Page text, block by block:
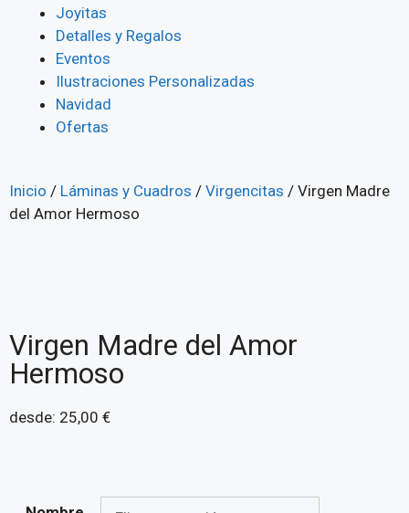
Joyitas
Detalles y Regalos
Eventos
Ilustraciones Personalizadas
Navidad
Ofertas
Inicio / Láminas y Cuadros / Virgencitas / Virgen Madre
del Amor Hermoso
Virgen Madre del Amor
Hermoso
desde: 25,00 €